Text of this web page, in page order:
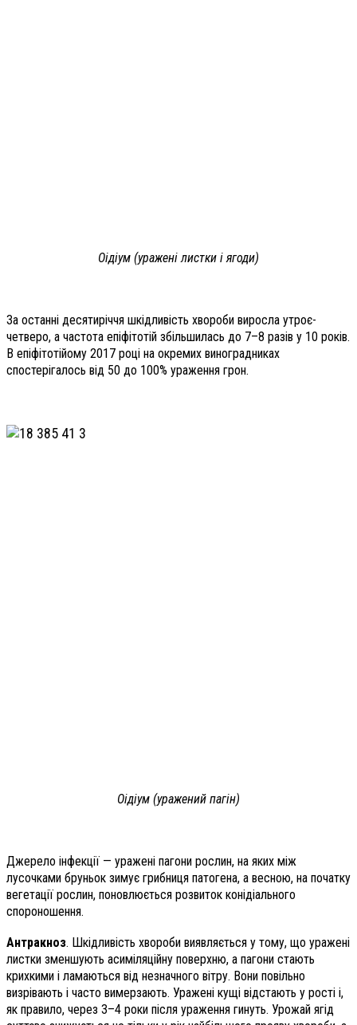
Оідіум (уражені листки і ягоди)
За останні десятиріччя шкідливість хвороби виросла утроє-
четверо, а частота епіфітотій збільшилась до 7–8 разів у 10 років.
В епіфітотійому 2017 році на окремих виноградниках
спостерігалось від 50 до 100% ураження грон.
Оідіум (уражений пагін)
Джерело інфекції — уражені пагони рослин, на яких між
лусочками бруньок зимує грибниця патогена, а весною, на початку
вегетації рослин, поновлюється розвиток конідіального
спороношення.
Антракноз. Шкідливість хвороби виявляється у тому, що уражені
листки зменшують асиміляційну поверхню, а пагони стають
крихкими і ламаються від незначного вітру. Вони повільно
визрівають і часто вимерзають. Уражені кущі відстають у рості і,
як правило, через 3–4 роки після ураження гинуть. Урожай ягід